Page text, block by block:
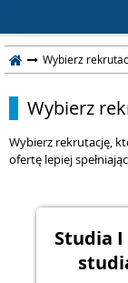
Wybierz
Wybierz
Wybierz rekrutację,
ofertę lepiej
Studia